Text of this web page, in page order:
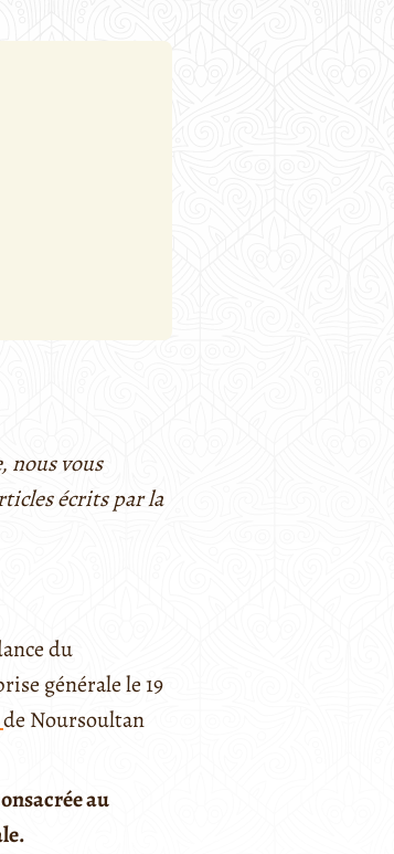
nous vous
écrits par la
du
générale le 19
de Noursoultan
au